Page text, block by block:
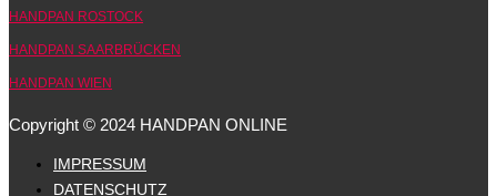
HANDPAN ROSTOCK
HANDPAN SAARBRÜCKEN
HANDPAN WIEN
Copyright © 2024 HANDPAN ONLINE
IMPRESSUM
DATENSCHUTZ